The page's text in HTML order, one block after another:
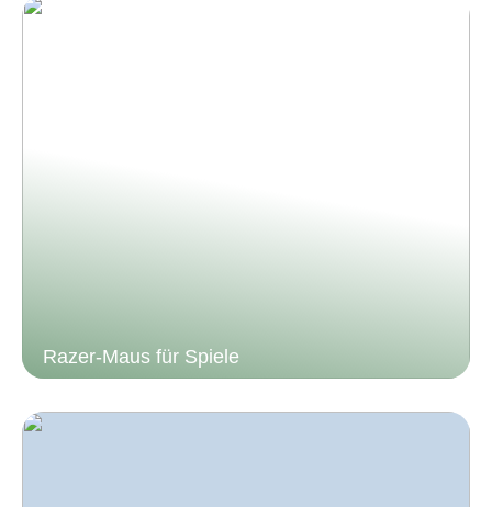
Razer-Maus für Spiele